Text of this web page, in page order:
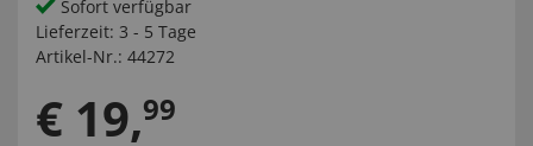
Sofort verfügbar
Lieferzeit: 3 - 5 Tage
Artikel-Nr.: 44272
€ 19,99